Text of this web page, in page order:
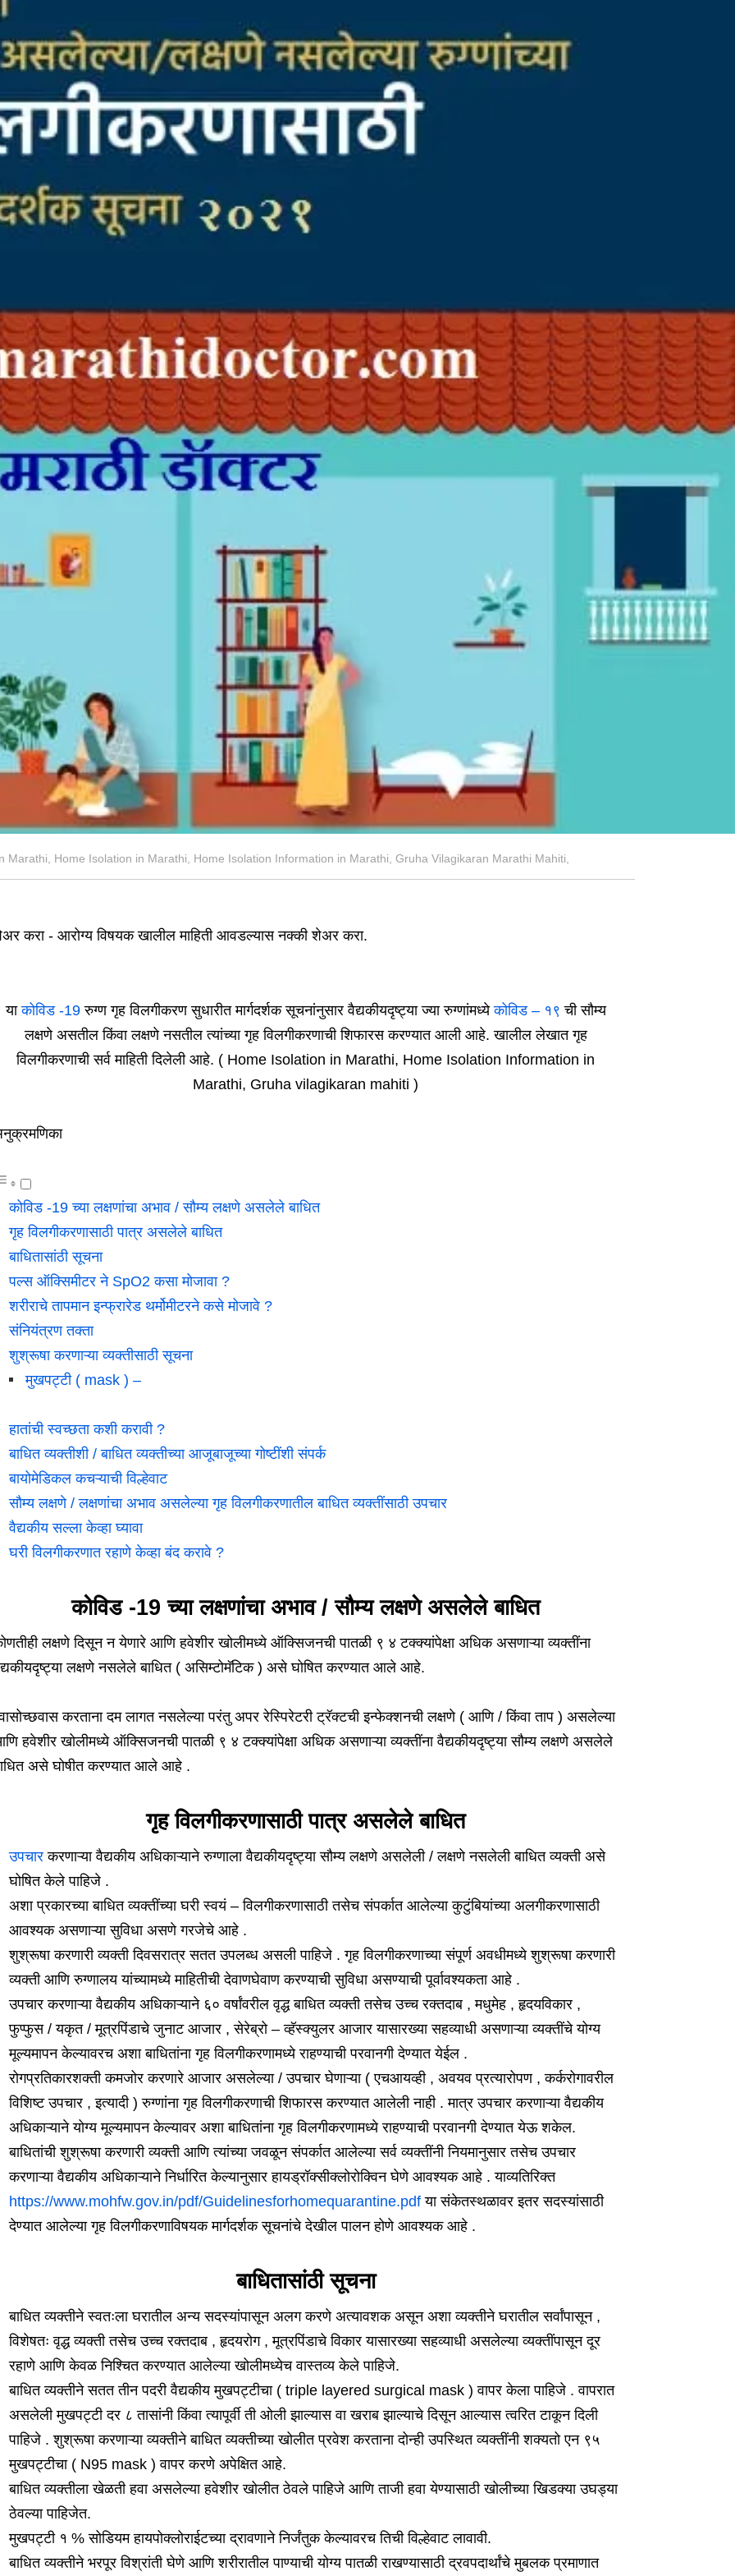
Marathi, Home Isolation in Marathi, Home Isolation Information in Marathi, Gruha Vilagikaran Marathi Mahiti,
करा - आरोग्य विषयक खालील माहिती आवडल्यास नक्की शेअर करा.
याकोविड -19रुग्ण गृह विलगीकरण सुधारीत मार्गदर्शक सूचनांनुसार वैद्यकीयदृष्ट्या ज्या रुग्णांमध्येकोविड – १९ ची सौम्य
लक्षणे असतील किंवा लक्षणे नसतील त्यांच्या गृह विलगीकरणाची शिफारस करण्यात आली आहे. खालील लेखात गृह
विलगीकरणाची सर्व माहिती दिलेली आहे. ( Home Isolation in Marathi, Home Isolation Information in
Marathi, Gruha vilagikaran mahiti )
कोविड -19 च्या लक्षणांचा अभाव / सौम्य लक्षणे असलेले बाधित
गृह विलगीकरणासाठी पात्र असलेले बाधित
बाधितासांठी सूचना
पल्स ऑक्सिमीटर ने SpO2 कसा मोजावा ?
शरीराचे तापमान इन्फ्रारेड थर्मोमीटरने कसे मोजावे ?
संनियंत्रण तक्ता
शुश्रूषा करणाऱ्या व्यक्तीसाठी सूचना
मुखपट्टी ( mask ) –
हातांची स्वच्छता कशी करावी ?
बाधित व्यक्तीशी / बाधित व्यक्तीच्या आजूबाजूच्या गोष्टींशी संपर्क
बायोमेडिकल कचऱ्याची विल्हेवाट
सौम्य लक्षणे / लक्षणांचा अभाव असलेल्या गृह विलगीकरणातील बाधित व्यक्तींसाठी उपचार
वैद्यकीय सल्ला केव्हा घ्यावा
घरी विलगीकरणात रहाणे केव्हा बंद करावे ?
कोविड -19 च्या लक्षणांचा अभाव / सौम्य लक्षणे असलेले बाधित
लक्षणे दिसून न येणारे आणि हवेशीर खोलीमध्ये ऑक्सिजनची पातळी ९ ४ टक्क्यांपेक्षा अधिक असणाऱ्या व्यक्तींना
लक्षणे नसलेले बाधित ( असिम्टोमॅटिक ) असे घोषित करण्यात आले आहे.
करताना दम लागत नसलेल्या परंतु अपर रेस्पिरेटरी ट्रॅक्टची इन्फेक्शनची लक्षणे ( आणि / किंवा ताप ) असलेल्या
हवेशीर खोलीमध्ये ऑक्सिजनची पातळी ९ ४ टक्क्यांपेक्षा अधिक असणाऱ्या व्यक्तींना वैद्यकीयदृष्ट्या सौम्य लक्षणे असलेले
असे घोषीत करण्यात आले आहे .
गृह विलगीकरणासाठी पात्र असलेले बाधित
उपचार करणाऱ्या वैद्यकीय अधिकाऱ्याने रुग्णाला वैद्यकीयदृष्ट्या सौम्य लक्षणे असलेली / लक्षणे नसलेली बाधित व्यक्ती असे
घोषित केले पाहिजे .
अशा प्रकारच्या बाधित व्यक्तींच्या घरी स्वयं – विलगीकरणासाठी तसेच संपर्कात आलेल्या कुटुंबियांच्या अलगीकरणासाठी
आवश्यक असणाऱ्या सुविधा असणे गरजेचे आहे .
शुश्रूषा करणारी व्यक्ती दिवसरात्र सतत उपलब्ध असली पाहिजे . गृह विलगीकरणाच्या संपूर्ण अवधीमध्ये शुश्रूषा करणारी
व्यक्ती आणि रुग्णालय यांच्यामध्ये माहितीची देवाणघेवाण करण्याची सुविधा असण्याची पूर्वावश्यकता आहे .
उपचार करणाऱ्या वैद्यकीय अधिकाऱ्याने ६० वर्षांवरील वृद्ध बाधित व्यक्ती तसेच उच्च रक्तदाब , मधुमेह , हृदयविकार ,
फुप्फुस / यकृत / मूत्रपिंडाचे जुनाट आजार , सेरेब्रो – व्हॅस्क्युलर आजार यासारख्या सहव्याधी असणाऱ्या व्यक्तींचे योग्य
मूल्यमापन केल्यावरच अशा बाधितांना गृह विलगीकरणामध्ये राहण्याची परवानगी देण्यात येईल .
रोगप्रतिकारशक्ती कमजोर करणारे आजार असलेल्या / उपचार घेणाऱ्या ( एचआयव्ही , अवयव प्रत्यारोपण , कर्करोगावरील
विशिष्ट उपचार , इत्यादी ) रुग्णांना गृह विलगीकरणाची शिफारस करण्यात आलेली नाही . मात्र उपचार करणाऱ्या वैद्यकीय
अधिकाऱ्याने योग्य मूल्यमापन केल्यावर अशा बाधितांना गृह विलगीकरणामध्ये राहण्याची परवानगी देण्यात येऊ शकेल.
बाधितांची शुश्रूषा करणारी व्यक्ती आणि त्यांच्या जवळून संपर्कात आलेल्या सर्व व्यक्तींनी नियमानुसार तसेच उपचार
करणाऱ्या वैद्यकीय अधिकाऱ्याने निर्धारित केल्यानुसार हायड्रॉक्सीक्लोरोक्विन घेणे आवश्यक आहे . याव्यतिरिक्त
https://www.mohfw.gov.in/pdf/Guidelinesforhomequarantine.pdf या संकेतस्थळावर इतर सदस्यांसाठी
देण्यात आलेल्या गृह विलगीकरणाविषयक मार्गदर्शक सूचनांचे देखील पालन होणे आवश्यक आहे .
बाधितासांठी सूचना
बाधित व्यक्तीने स्वतःला घरातील अन्य सदस्यांपासून अलग करणे अत्यावशक असून अशा व्यक्तीने घरातील सर्वांपासून ,
विशेषतः वृद्ध व्यक्ती तसेच उच्च रक्तदाब , हृदयरोग , मूत्रपिंडाचे विकार यासारख्या सहव्याधी असलेल्या व्यक्तींपासून दूर
रहाणे आणि केवळ निश्चित करण्यात आलेल्या खोलीमध्येच वास्तव्य केले पाहिजे.
बाधित व्यक्तीने सतत तीन पदरी वैद्यकीय मुखपट्टीचा ( triple layered surgical mask ) वापर केला पाहिजे . वापरात
असलेली मुखपट्टी दर ८ तासांनी किंवा त्यापूर्वी ती ओली झाल्यास वा खराब झाल्याचे दिसून आल्यास त्वरित टाकून दिली
पाहिजे . शुश्रूषा करणाऱ्या व्यक्तीने बाधित व्यक्तीच्या खोलीत प्रवेश करताना दोन्ही उपस्थित व्यक्तींनी शक्यतो एन ९५
मुखपट्टीचा ( N95 mask ) वापर करणे अपेक्षित आहे.
बाधित व्यक्तीला खेळती हवा असलेल्या हवेशीर खोलीत ठेवले पाहिजे आणि ताजी हवा येण्यासाठी खोलीच्या खिडक्या उघड्या
ठेवल्या पाहिजेत.
मुखपट्टी १ % सोडियम हायपोक्लोराईटच्या द्रावणाने निर्जंतुक केल्यावरच तिची विल्हेवाट लावावी.
बाधित व्यक्तीने भरपूर विश्रांती घेणे आणि शरीरातील पाण्याची योग्य पातळी राखण्यासाठी द्रवपदार्थांचे मुबलक प्रमाणात